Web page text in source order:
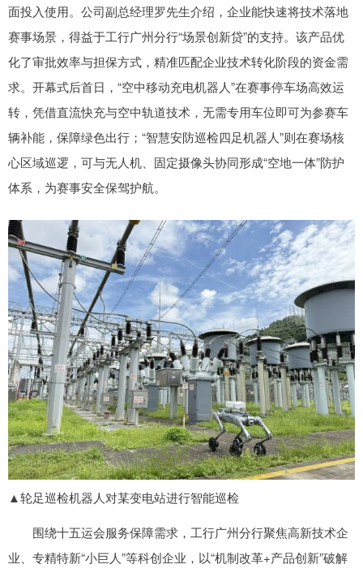
面投入使用。公司副总经理罗先生介绍，企业能快速将技术落地
赛事场景，得益于工行广州分行“场景创新贷”的支持。该产品优
化了审批效率与担保方式，精准匹配企业技术转化阶段的资金需
求。开幕式后首日，“空中移动充电机器人”在赛事停车场高效运
转，凭借直流快充与空中轨道技术，无需专用车位即可为参赛车
辆补能，保障绿色出行；“智慧安防巡检四足机器人”则在赛场核
心区域巡逻，可与无人机、固定摄像头协同形成“空地一体”防护
体系，为赛事安全保驾护航。
▲轮足巡检机器人对某变电站进行智能巡检
围绕十五运会服务保障需求，工行广州分行聚焦高新技术企
业、专精特新“小巨人”等科创企业，以“机制改革+产品创新”破解